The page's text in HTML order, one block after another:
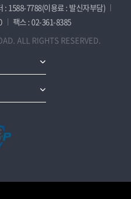
: 1588-7788(이용료 : 발신자부담)
팩스 : 02-361-8385
ALL RIGHTS RESERVED.